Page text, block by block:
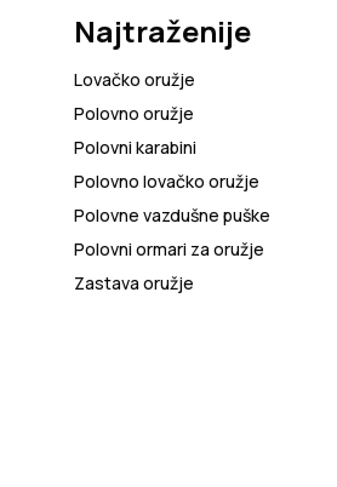
Najtraženije
Lovačko oružje
Polovno oružje
Polovni karabini
Polovno lovačko oružje
Polovne vazdušne puške
Polovni ormari za oružje
Zastava oružje